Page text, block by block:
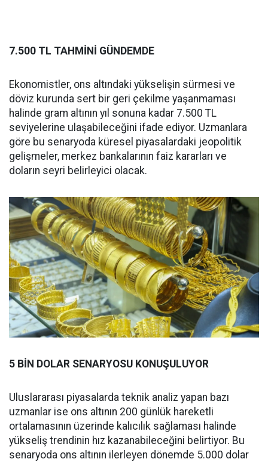
7.500 TL TAHMİNİ GÜNDEMDE
Ekonomistler, ons altındaki yükselişin sürmesi ve
döviz kurunda sert bir geri çekilme yaşanmaması
halinde gram altının yıl sonuna kadar 7.500 TL
seviyelerine ulaşabileceğini ifade ediyor. Uzmanlara
göre bu senaryoda küresel piyasalardaki jeopolitik
gelişmeler, merkez bankalarının faiz kararları ve
doların seyri belirleyici olacak.
5 BİN DOLAR SENARYOSU KONUŞULUYOR
Uluslararası piyasalarda teknik analiz yapan bazı
uzmanlar ise ons altının 200 günlük hareketli
ortalamasının üzerinde kalıcılık sağlaması halinde
yükseliş trendinin hız kazanabileceğini belirtiyor. Bu
senaryoda ons altının ilerleyen dönemde 5.000 dolar